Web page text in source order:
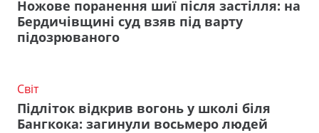
Ножове поранення шиї після застілля: на
Бердичівщині суд взяв під варту
підозрюваного
Світ
Підліток відкрив вогонь у школі біля
Бангкока: загинули восьмеро людей